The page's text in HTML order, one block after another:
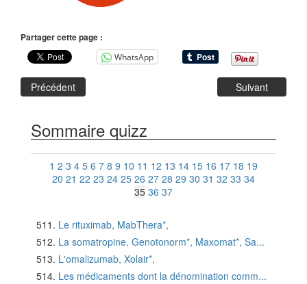
Partager cette page :
WhatsApp
Précédent Suivant
Sommaire quizz
1 2 3 4 5 6 7 8 9 10 11 12 13 14 15 16 17 18 19
20 21 22 23 24 25 26 27 28 29 30 31 32 33 34
35 36 37
Le rituximab, MabThera*,
La somatropine, Genotonorm*, Maxomat*, Sa...
L'omalizumab, Xolair*,
Les médicaments dont la dénomination comm...